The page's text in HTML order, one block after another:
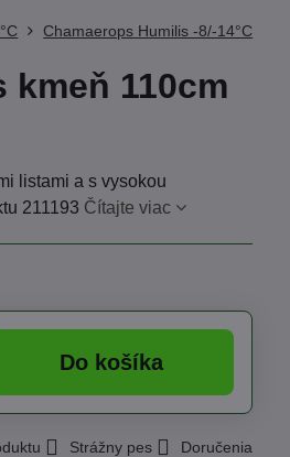
Chamaerops Humilis -8/-14°C
110cm
listami a s vysokou
211193 Čítajte viac
Do košíka
Strážny pes Doručenia